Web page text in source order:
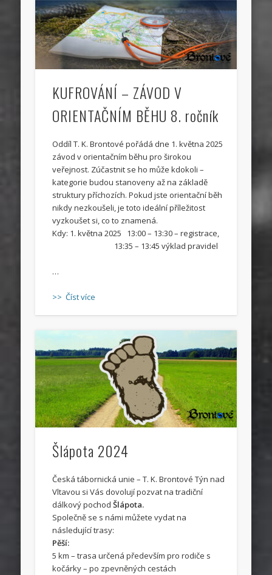
KUFROVÁNÍ – ZÁVOD V
ORIENTAČNÍM BĚHU 8. ročník
Oddíl T. K. Brontové pořádá dne 1. května 2025
závod v orientačním běhu pro širokou
veřejnost. Zúčastnit se ho může kdokoli –
kategorie budou stanoveny až na základě
struktury příchozích. Pokud jste orientační běh
nikdy nezkoušeli, je toto ideální příležitost
vyzkoušet si, co to znamená.
Kdy: 1. května 2025 13:00 – 13:30 – registrace,
13:35 – 13:45 výklad pravidel
…
>> Číst více
Šlápota 2024
Česká tábornická unie – T. K. Brontové Týn nad
Vltavou si Vás dovolují pozvat na tradiční
dálkový pochodŠlápota.
Společně se s námi můžete vydat na
následující trasy:
Pěší:
5 km – trasa určená především pro rodiče s
kočárky – po zpevněných cestách